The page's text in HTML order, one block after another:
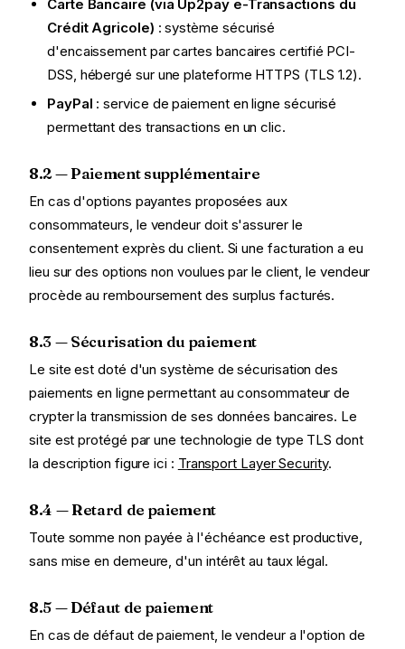
Carte Bancaire (via Up2pay e-Transactions du
Crédit Agricole) : système sécurisé
d'encaissement par cartes bancaires certifié PCI-
DSS, hébergé sur une plateforme HTTPS (TLS 1.2).
PayPal : service de paiement en ligne sécurisé
permettant des transactions en un clic.
8.2 — Paiement supplémentaire
En cas d'options payantes proposées aux
consommateurs, le vendeur doit s'assurer le
consentement exprès du client. Si une facturation a eu
lieu sur des options non voulues par le client, le vendeur
procède au remboursement des surplus facturés.
8.3 — Sécurisation du paiement
Le site est doté d'un système de sécurisation des
paiements en ligne permettant au consommateur de
crypter la transmission de ses données bancaires. Le
site est protégé par une technologie de type TLS dont
la description figure ici : Transport Layer Security.
8.4 — Retard de paiement
Toute somme non payée à l'échéance est productive,
sans mise en demeure, d'un intérêt au taux légal.
8.5 — Défaut de paiement
En cas de défaut de paiement, le vendeur a l'option de